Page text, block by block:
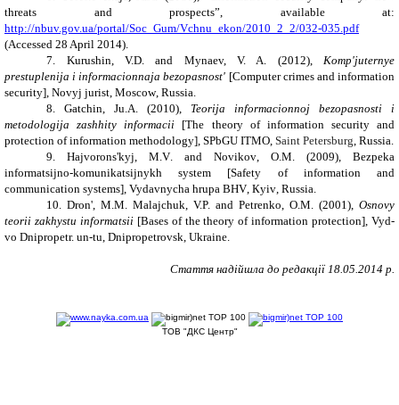
threats and prospects”, available at:
http://nbuv.gov.ua/portal/Soc_Gum/Vchnu_ekon/2010_2_2/032-035.pdf
(Accessed 28 April 2014)
7. Kurushin V.D. and Mynaev, V. A. (2012), Komp'juternye
prestuplenija i informacionnaja bezopasnost' [Computer crimes and information
security], Novyj jurist, Мoscow, Russia
8.Gatchin Ju.A. (2010), Teorija informacionnoj bezopasnosti i
metodologija zashhity informacii [The theory of information security and
protection of information methodology], SPbGU ITMO, Saint Petersburg Russia
9.Hajvorons'kyj ,M .V .and Novikov ,O .M . (2009),Bezpeka
informatsijno-komunikatsijnykh system [Safety of information and
communication systems], Vydavnycha hrupa BHV , Кyiv Russia
10. Dron', M.M. Malajchuk, V.P.and Petrenko, O.M. (2001),Osnovy
teorii zakhystu informatsii[Bases of the theory of information protection], Vyd-
vo Dnipropetr. un-tu, Dnipropetrovsk Ukraine
Стаття надійшла до редакції 18.05.2014 р.
ТОВ "ДКС Центр"